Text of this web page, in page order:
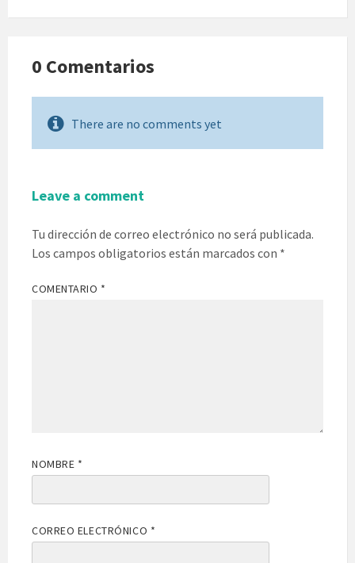
0 Comentarios
There are no comments yet
Leave a comment
Tu dirección de correo electrónico no será publicada.
Los campos obligatorios están marcados con *
COMENTARIO *
NOMBRE *
CORREO ELECTRÓNICO *